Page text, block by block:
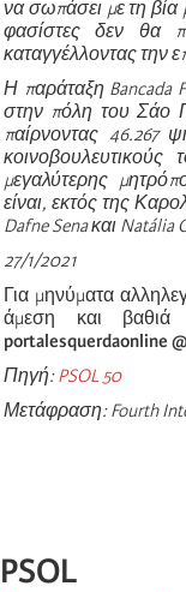
να σωπάσει με τη βία
φασίστες δεν θα
καταγγέλλοντας την
Η παράταξη Bancada
στην πόλη του Σάο
παίρνοντας 46.267
μεγαλύτερης
είναι, εκτός της
Dafne Sena και Natália
27/1/2021
Για μηνύματα
άμεση και βαθιά
portalesquerdaonline
Πηγή:PSOL 50
Μετάφραση:Fourth
PSOL